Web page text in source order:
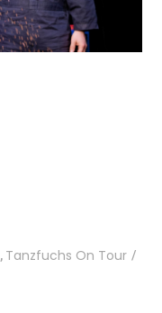
, Tanzfuchs On Tour /